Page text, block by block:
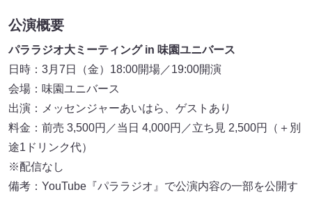
公演概要
パララジオ大ミーティング in 味園ユニバース
日時：3月7日（金）18:00開場／19:00開演
会場：味園ユニバース
出演：メッセンジャーあいはら、ゲストあり
料金：前売 3,500円／当日 4,000円／立ち見 2,500円（＋別
途1ドリンク代）
※配信なし
備考：YouTube『パララジオ』で公演内容の一部を公開す